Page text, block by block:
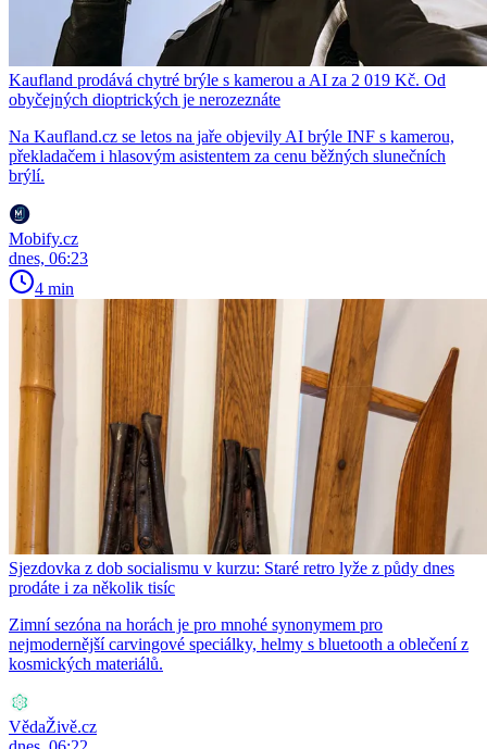
Kaufland prodává chytré brýle s kamerou a AI za 2 019 Kč. Od
obyčejných dioptrických je nerozeznáte
Na Kaufland.cz se letos na jaře objevily AI brýle INF s kamerou,
překladačem i hlasovým asistentem za cenu běžných slunečních
brýlí.
Mobify.cz
dnes, 06:23
4 min
Sjezdovka z dob socialismu v kurzu: Staré retro lyže z půdy dnes
prodáte i za několik tisíc
Zimní sezóna na horách je pro mnohé synonymem pro
nejmodernější carvingové speciálky, helmy s bluetooth a oblečení z
kosmických materiálů.
VědaŽivě.cz